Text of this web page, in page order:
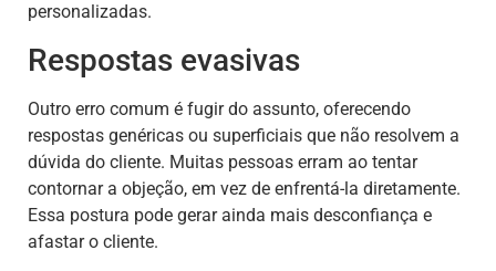
personalizadas.
Respostas evasivas
Outro erro comum é fugir do assunto, oferecendo
respostas genéricas ou superficiais que não resolvem a
dúvida do cliente. Muitas pessoas erram ao tentar
contornar a objeção, em vez de enfrentá-la diretamente.
Essa postura pode gerar ainda mais desconfiança e
afastar o cliente.